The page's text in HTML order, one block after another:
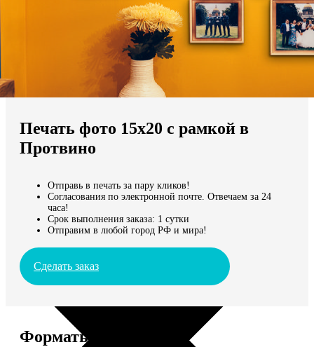
Мы доставляем по всему миру
Продолжить без города
Печать фото 15х20 с рамкой в
Протвино
Отправь в печать за пару кликов!
Согласования по электронной почте. Отвечаем за 24
часа!
Срок выполнения заказа: 1 сутки
Отправим в любой город РФ и мира!
Сделать заказ
Форматы и цены